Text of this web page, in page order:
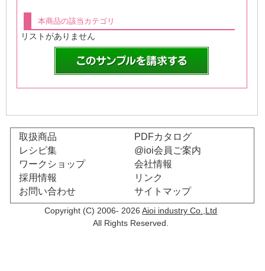
本商品の該当カテゴリ
リストがありません
取扱商品
PDFカタログ
レシピ集
@ioi会員ご案内
ワークショップ
会社情報
採用情報
リンク
お問い合わせ
サイトマップ
Copyright (C) 2006- 2026Aioi industry Co.,Ltd
All Rights Reserved.